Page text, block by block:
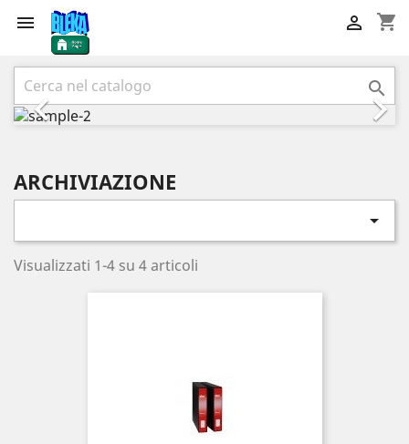
 shopping_cart



Precedente

ARCHIVIAZIONE

Visualizzati 1-4 su 4 articoli